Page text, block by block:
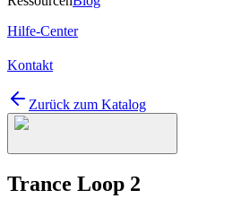
Hilfe-Center
Kontakt
Zurück zum Katalog
Trance Loop 2